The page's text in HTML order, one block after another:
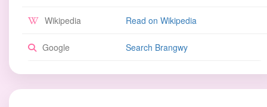
Wikipedia Read on Wikipedia
Google Search Brangwy